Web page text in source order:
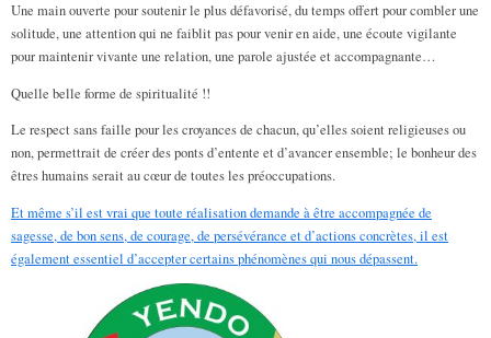
Une main ouverte pour soutenir le plus défavorisé, du temps offert pour combler une
solitude, une attention qui ne faiblit pas pour venir en aide, une écoute vigilante
pour maintenir vivante une relation, une parole ajustée et accompagnante…
Quelle belle forme de spiritualité !!
Le respect sans faille pour les croyances de chacun, qu’elles soient religieuses ou
non, permettrait de créer des ponts d’entente et d’avancer ensemble; le bonheur des
êtres humains serait au cœur de toutes les préoccupations.
Et même s’il est vrai que toute réalisation demande à être accompagnée de
sagesse, de bon sens, de courage, de persévérance et d’actions concrètes, il est
également essentiel d’accepter certains phénomènes qui nous dépassent.